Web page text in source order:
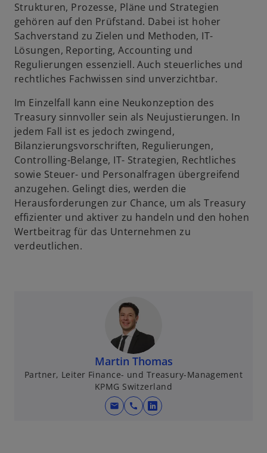
Strukturen, Prozesse, Pläne und Strategien
gehören auf den Prüfstand. Dabei ist hoher
Sachverstand zu Zielen und Methoden, IT-
Lösungen, Reporting, Accounting und
Regulierungen essenziell. Auch steuerliches und
rechtliches Fachwissen sind unverzichtbar.
Im Einzelfall kann eine Neukonzeption des
Treasury sinnvoller sein als Neujustierungen. In
jedem Fall ist es jedoch zwingend,
Bilanzierungsvorschriften, Regulierungen,
Controlling-Belange, IT- Strategien, Rechtliches
sowie Steuer- und Personalfragen übergreifend
anzugehen. Gelingt dies, werden die
Herausforderungen zur Chance, um als Treasury
effizienter und aktiver zu handeln und den hohen
Wertbeitrag für das Unternehmen zu
verdeutlichen.
Martin Thomas
Partner, Leiter Finance- und Treasury-Management
KPMG Switzerland
mail call
w